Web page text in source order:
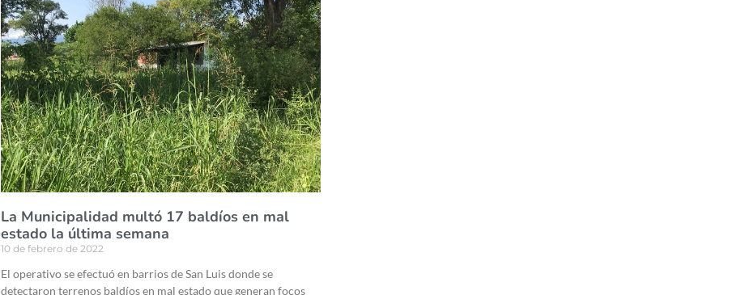
La Municipalidad multó 17 baldíos en mal
estado la última semana
10 de febrero de 2022
El operativo se efectuó en barrios de San Luis donde se
detectaron terrenos baldíos en mal estado que generan focos